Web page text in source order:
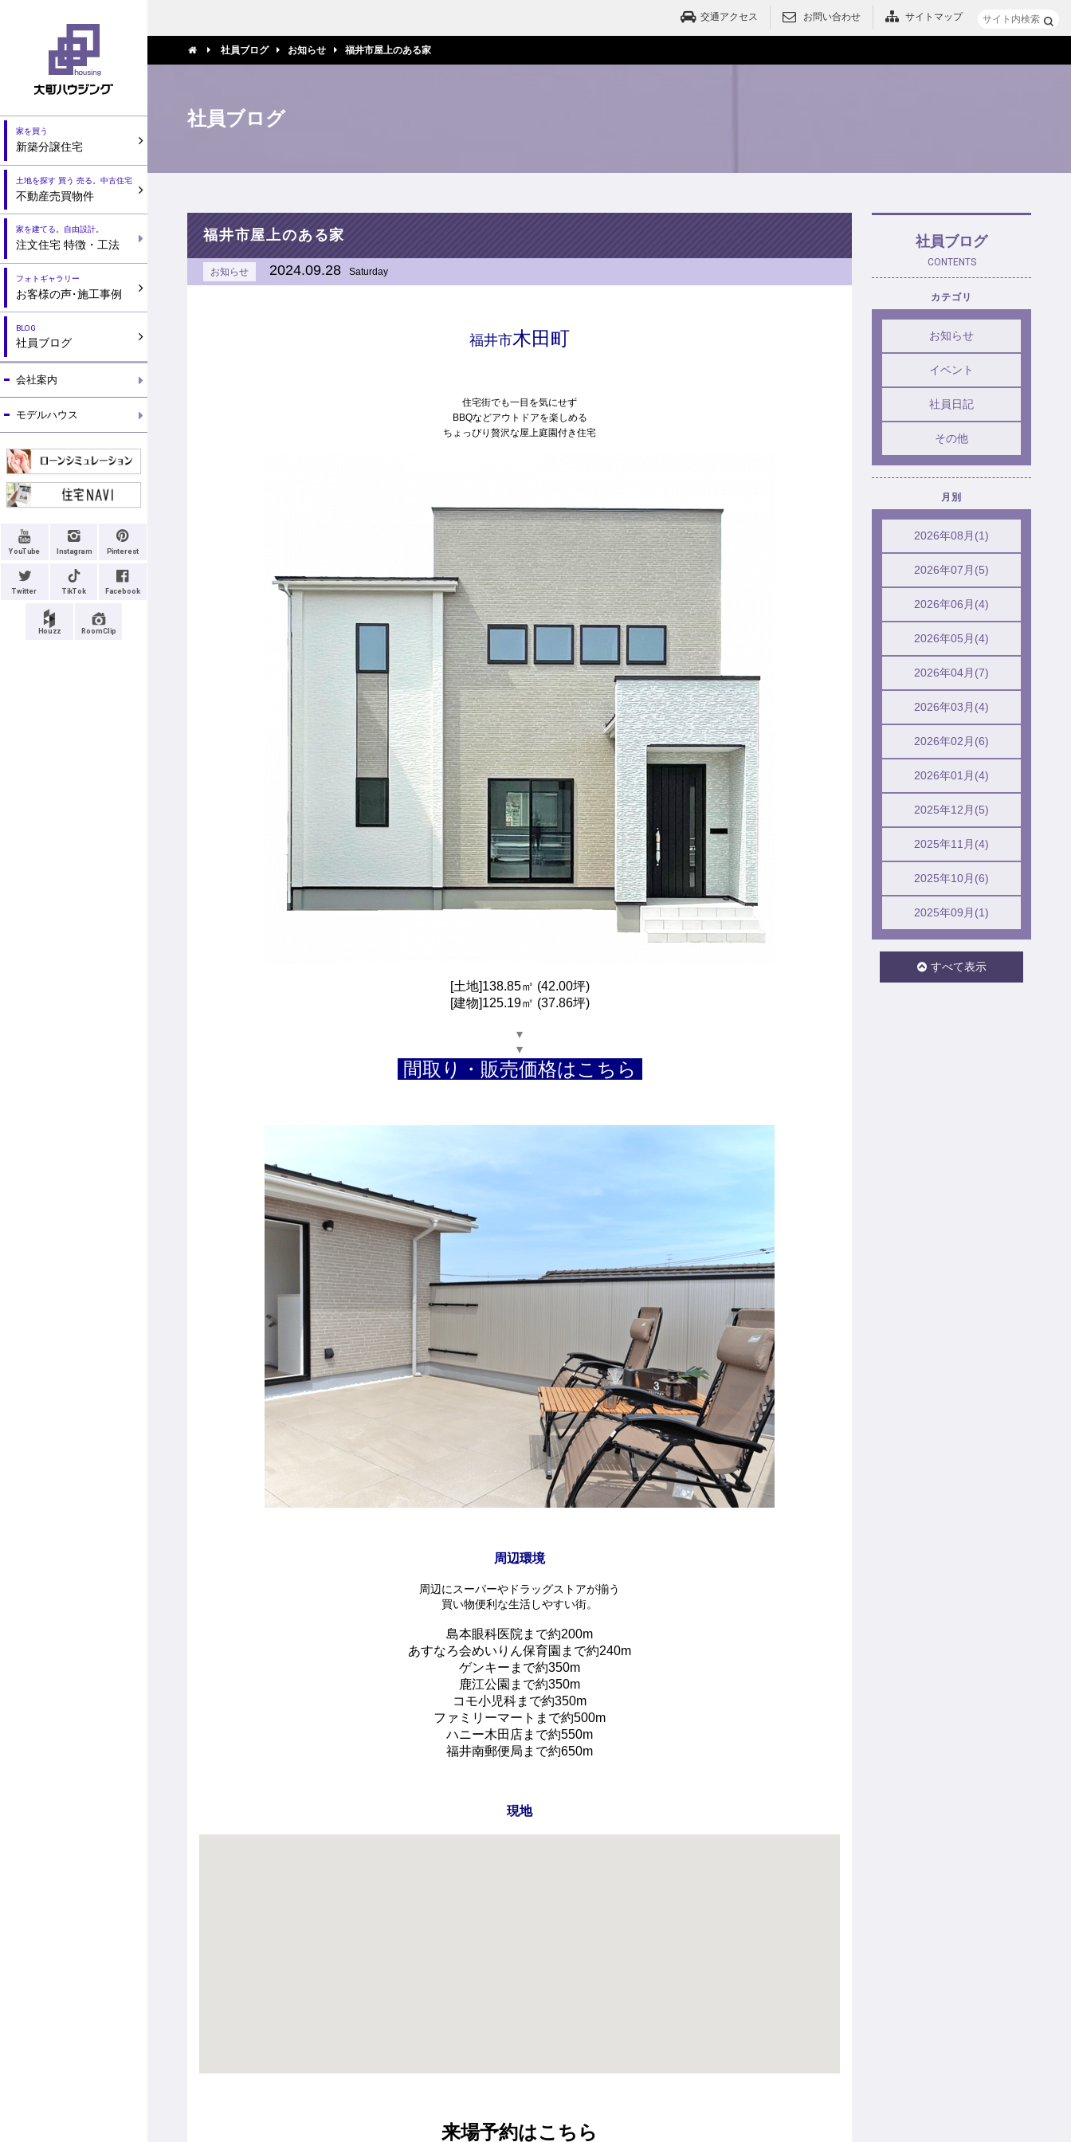
家を買う
新築分譲住宅
土地を探す 買う 売る。中古住宅
不動産売買物件
家を建てる。自由設計。
注文住宅 特徴・工法
フォトギャラリー
お客様の声・施工事例
BLOG
社員ブログ
会社案内
モデルハウス
YouTube Instagram Pinterest
Twitter TikTok Facebook
Houzz RoomClip
交通アクセス お問い合わせ サイトマップ
社員ブログ お知らせ 福井市屋上のある家
社員ブログ
社員ブログ
CONTENTS
カテゴリ
お知らせ
イベント
社員日記
その他
月別
2026年08月(1)
2026年07月(5)
2026年06月(4)
2026年05月(4)
2026年04月(7)
2026年03月(4)
2026年02月(6)
2026年01月(4)
2025年12月(5)
2025年11月(4)
2025年10月(6)
2025年09月(1)
すべて表示
福井市屋上のある家
お知らせ 2024.09.28 Saturday
福井市木田町
住宅街でも一目を気にせず
BBQなどアウトドアを楽しめる
ちょっぴり贅沢な屋上庭園付き住宅
[土地]138.85㎡ (42.00坪)
[建物]125.19㎡ (37.86坪)
▾
▾
間取り・販売価格はこちら
周辺環境
周辺にスーパーやドラッグストアが揃う
買い物便利な生活しやすい街。
島本眼科医院まで約200m
あすなろ会めいりん保育園まで約240m
ゲンキーまで約350m
鹿江公園まで約350m
コモ小児科まで約350m
ファミリーマートまで約500m
ハニー木田店まで約550m
福井南郵便局まで約650m
現地
来場予約はこちら